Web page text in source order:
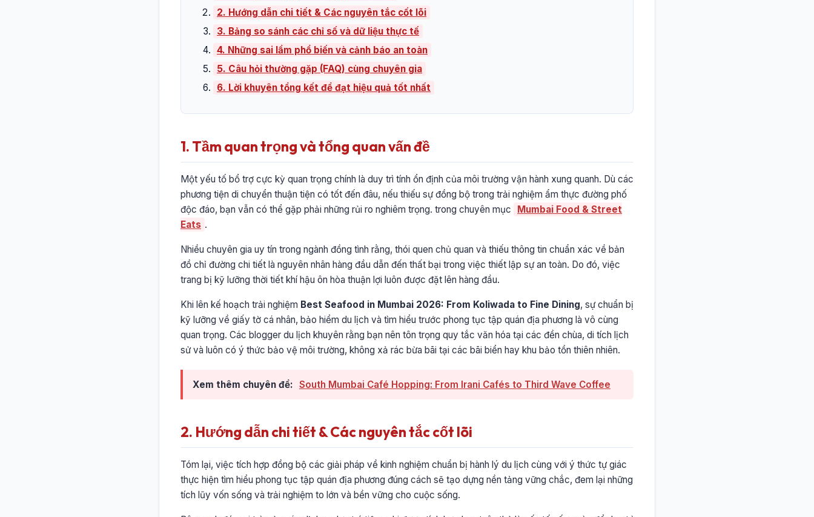
2. Hướng dẫn chi tiết & Các nguyên tắc cốt lõi
3. Bảng so sánh các chỉ số và dữ liệu thực tế
4. Những sai lầm phổ biến và cảnh báo an toàn
5. Câu hỏi thường gặp (FAQ) cùng chuyên gia
6. Lời khuyên tổng kết để đạt hiệu quả tốt nhất
1. Tầm quan trọng và tổng quan vấn đề
Một yếu tố bổ trợ cực kỳ quan trọng chính là duy trì tính ổn định của môi trường vận hành xung quanh. Dù các
phương tiện di chuyển thuận tiện có tốt đến đâu, nếu thiếu sự đồng bộ trong trải nghiệm ẩm thực đường phố
độc đáo, bạn vẫn có thể gặp phải những rủi ro nghiêm trọng. trong chuyên mục
Mumbai Food & Street
Eats .
Nhiều chuyên gia uy tín trong ngành đồng tình rằng, thói quen chủ quan và thiếu thông tin chuẩn xác về bản
đồ chỉ đường chi tiết là nguyên nhân hàng đầu dẫn đến thất bại trong việc thiết lập sự an toàn. Do đó, việc
trang bị kỹ lưỡng thời tiết khí hậu ôn hòa thuận lợi luôn được đặt lên hàng đầu.
Khi lên kế hoạch trải nghiệm Best Seafood in Mumbai 2026: From Koliwada to Fine Dining, sự chuẩn bị
kỹ lưỡng về giấy tờ cá nhân, bảo hiểm du lịch và tìm hiểu trước phong tục tập quán địa phương là vô cùng
quan trọng. Các blogger du lịch khuyên rằng bạn nên tôn trọng quy tắc văn hóa tại các đền chùa, di tích lịch
sử và luôn có ý thức bảo vệ môi trường, không xả rác bừa bãi tại các bãi biển hay khu bảo tồn thiên nhiên.
Xem thêm chuyên đề: South Mumbai Café Hopping: From Irani Cafés to Third Wave Coffee
2. Hướng dẫn chi tiết & Các nguyên tắc cốt lõi
Tóm lại, việc tích hợp đồng bộ các giải pháp về kinh nghiệm chuẩn bị hành lý du lịch cùng với ý thức tự giác
thực hiện tìm hiểu phong tục tập quán địa phương đúng cách sẽ tạo dựng nền tảng vững chắc, đem lại những
tích lũy vốn sống và trải nghiệm to lớn và bền vững cho cuộc sống.